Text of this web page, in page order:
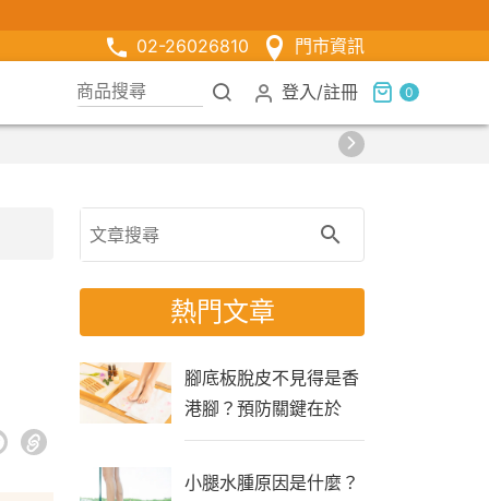
02-26026810 門市資訊
登入 /註冊 0
熱門文章
腳底板脫皮不見得是香
港腳？預防關鍵在於
「生活習慣」
小腿水腫原因是什麼？